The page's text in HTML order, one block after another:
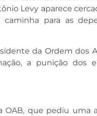
Levy aparece
para as
da Ordem dos
a punição dos
OAB, que pediu uma